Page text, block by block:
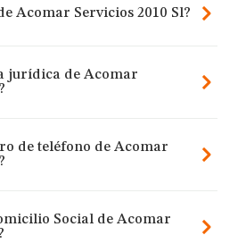
Acomar Servicios 2010 Sl?
jurídica de Acomar
de teléfono de Acomar
Social de Acomar